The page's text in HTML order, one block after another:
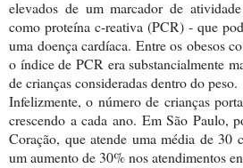
elevados de um marcador de
como proteína c-reativa (PCR) - que
uma doença cardíaca. Entre os obesos
o índice de PCR era substancialmente
de crianças consideradas dentro do peso.
Infelizmente, o número de crianças
crescendo a cada ano. Em São Paulo,
Coração, que atende uma média de 30
um aumento de 30% nos atendimentos